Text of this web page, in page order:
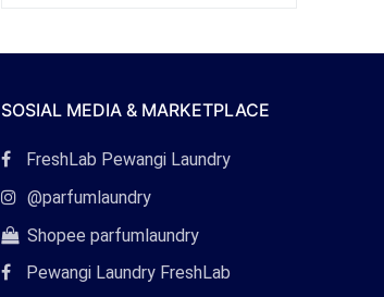
SOSIAL MEDIA & MARKETPLACE
Tautan
Facebook
FreshLab Pewangi Laundry
Tautan
Instagram
@parfumlaundry
Tautan
Shopee
Shopee parfumlaundry
Pewangi Laundry FreshLab